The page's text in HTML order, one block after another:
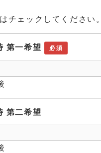
チェックしてください。
第一希望 必須
第二希望